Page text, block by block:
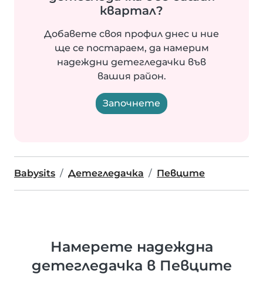
квартал?
Добавете своя профил днес и ние
ще се постараем, да намерим
надеждни детегледачки във
вашия район.
Започнете
Babysits Детегледачка Певците
Намерете надеждна
детегледачка в Певците